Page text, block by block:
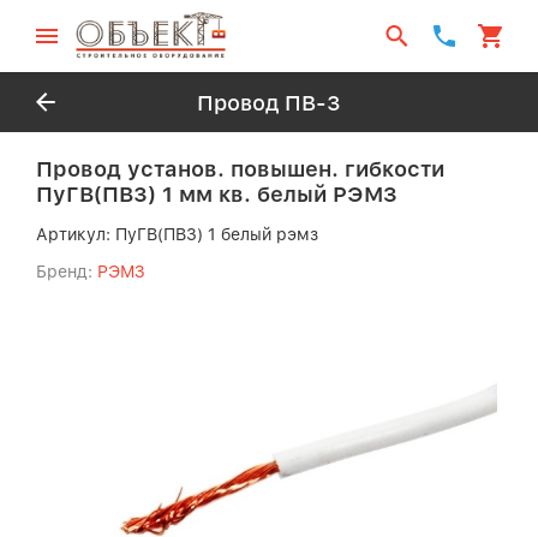
Провод ПВ-3
Провод установ. повышен. гибкости
ПуГВ(ПВ3) 1 мм кв. белый РЭМЗ
Артикул: ПуГВ(ПВ3) 1 белый рэмз
Бренд: РЭМЗ